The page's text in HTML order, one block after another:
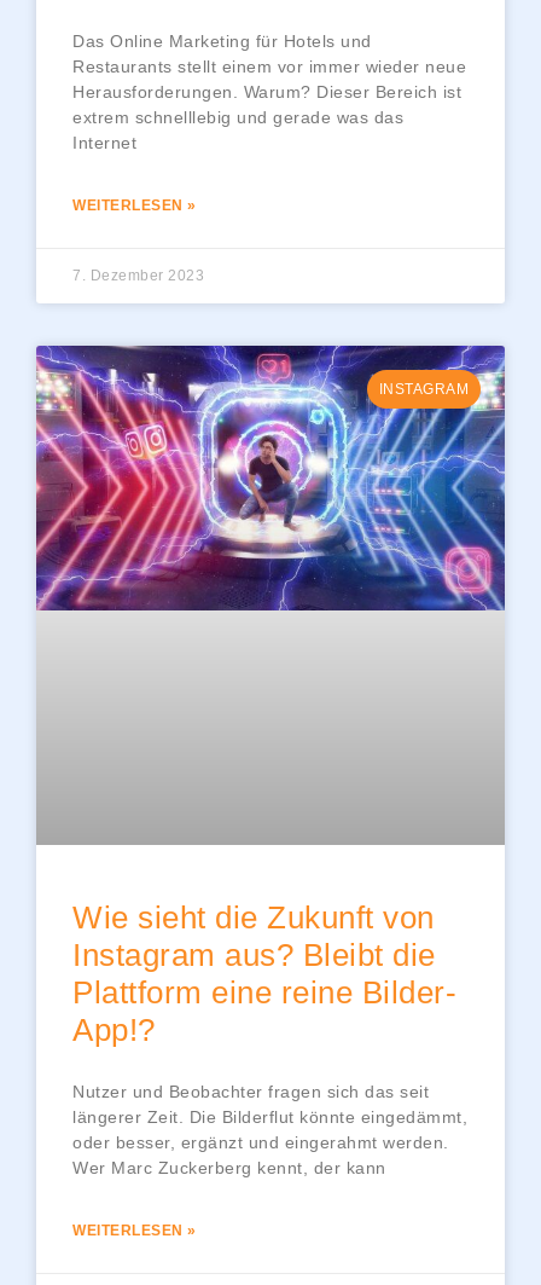
Das Online Marketing für Hotels und
Restaurants stellt einem vor immer wieder neue
Herausforderungen. Warum? Dieser Bereich ist
extrem schnelllebig und gerade was das
Internet
WEITERLESEN »
7. Dezember 2023
INSTAGRAM
Wie sieht die Zukunft von
Instagram aus? Bleibt die
Plattform eine reine Bilder-
App!?
Nutzer und Beobachter fragen sich das seit
längerer Zeit. Die Bilderflut könnte eingedämmt,
oder besser, ergänzt und eingerahmt werden.
Wer Marc Zuckerberg kennt, der kann
WEITERLESEN »